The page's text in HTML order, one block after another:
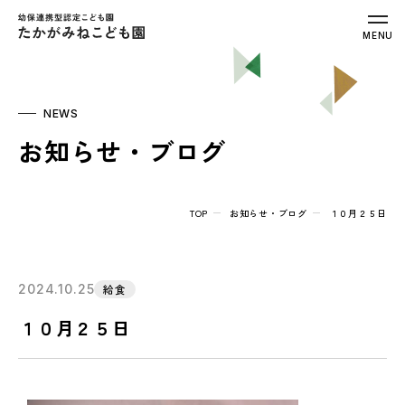
幼保連携型認定こども園 たかがみねこ
MENU
NEWS
お知らせ・ブログ
TOP お知らせ・ブログ １０月２５日
2024.10.25 給食
１０月２５日